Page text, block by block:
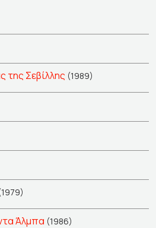
της Σεβίλλης (1989)
Άλμπα (1986)